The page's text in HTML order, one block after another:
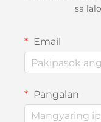
sa
Email
Pangalan